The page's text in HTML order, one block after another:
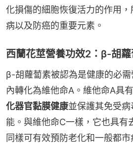
化損傷的細胞恢復活力的作用
病以及防癌的重要元素。
西蘭花莖營養功效2：β-胡
β-胡蘿蔔素被認為是健康的必
內轉化為維他命A。維他命A具
化器官黏膜健康並保護其免受
能。與維他命C一樣，它也具有
同樣可有效預防老化和一般都市